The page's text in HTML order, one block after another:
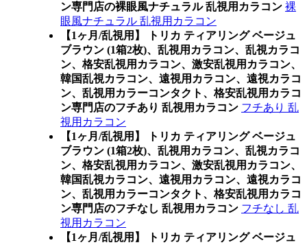
ン専門店の裸眼風ナチュラル 乱視用カラコン 裸
眼風ナチュラル 乱視用カラコン
【1ヶ月/乱視用】 トリカ ティアリング ベージュ
ブラウン (1箱2枚)、乱視用カラコン、乱視カラコ
ン、格安乱視用カラコン、激安乱視用カラコン、
韓国乱視カラコン、遠視用カラコン、遠視カラコ
ン、乱視用カラーコンタクト、格安乱視用カラコ
ン専門店のフチあり 乱視用カラコン フチあり 乱
視用カラコン
【1ヶ月/乱視用】 トリカ ティアリング ベージュ
ブラウン (1箱2枚)、乱視用カラコン、乱視カラコ
ン、格安乱視用カラコン、激安乱視用カラコン、
韓国乱視カラコン、遠視用カラコン、遠視カラコ
ン、乱視用カラーコンタクト、格安乱視用カラコ
ン専門店のフチなし 乱視用カラコン フチなし 乱
視用カラコン
【1ヶ月/乱視用】 トリカ ティアリング ベージュ